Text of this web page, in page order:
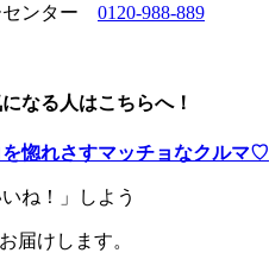
センター 0120-988-889
なる人はこちらへ！
惚れさすマッチョなクルマ♡
ね！」しよう
届けします。